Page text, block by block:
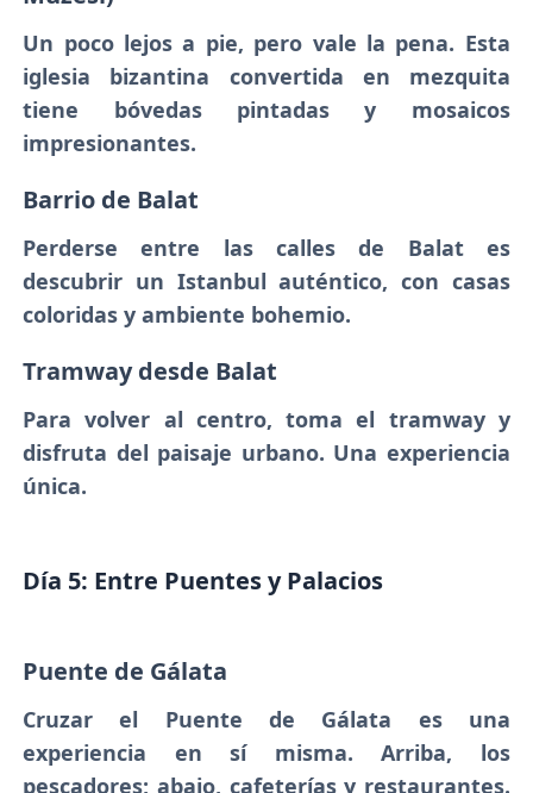
Un poco lejos a pie, pero vale la pena. Esta
iglesia bizantina convertida en mezquita
tiene bóvedas pintadas y mosaicos
impresionantes.
Barrio de Balat
Perderse entre las calles de Balat es
descubrir un Istanbul auténtico, con casas
coloridas y ambiente bohemio.
Tramway desde Balat
Para volver al centro, toma el tramway y
disfruta del paisaje urbano. Una experiencia
única.
Día 5: Entre Puentes y Palacios
Puente de Gálata
Cruzar el Puente de Gálata es una
experiencia en sí misma. Arriba, los
pescadores; abajo, cafeterías y restaurantes.